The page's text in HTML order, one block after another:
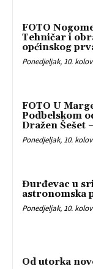
FOTO
Tehničar i
općinskog
Ponedjeljak, 10.
FOTO U
Podbelskom
Dražen Šešet
Ponedjeljak, 10.
Đurđevac u
astronomska
Ponedjeljak, 10.
Od utorka